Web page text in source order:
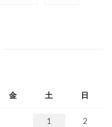
金 土 日
1
2